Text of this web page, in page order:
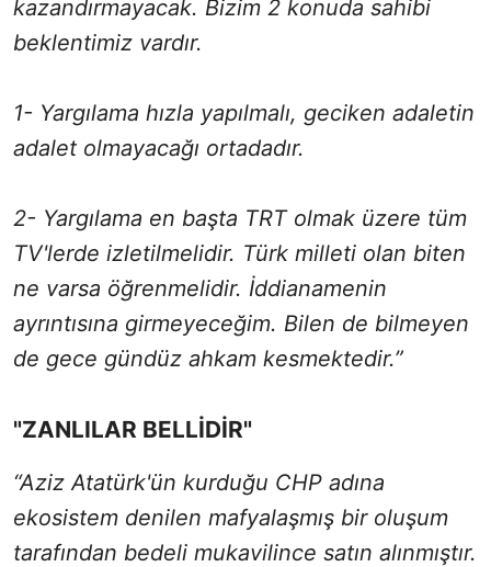
kazandırmayacak. Bizim 2 konuda sahibi
beklentimiz vardır.
1- Yargılama hızla yapılmalı, geciken adaletin
adalet olmayacağı ortadadır.
2- Yargılama en başta TRT olmak üzere tüm
TV'lerde izletilmelidir. Türk milleti olan biten
ne varsa öğrenmelidir. İddianamenin
ayrıntısına girmeyeceğim. Bilen de bilmeyen
de gece gündüz ahkam kesmektedir.”
"ZANLILAR BELLİDİR"
“Aziz Atatürk'ün kurduğu CHP adına
ekosistem denilen mafyalaşmış bir oluşum
tarafından bedeli mukavilince satın alınmıştır.